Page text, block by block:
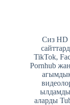
Сиз HD
TikTok,
Pornhub
аларды